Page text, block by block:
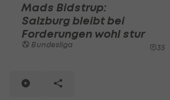
Mads Bidstrup:
Salzburg bleibt bei
Forderungen wohl stur
Bundesliga 35